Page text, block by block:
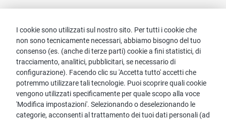
I cookie sono utilizzati sul nostro sito. Per tutti i cookie che
non sono tecnicamente necessari, abbiamo bisogno del tuo
consenso (es. (anche di terze parti) cookie a fini statistici, di
tracciamento, analitici, pubblicitari, se necessario di
configurazione). Facendo clic su 'Accetta tutto' accetti che
potremmo utilizzare tali tecnologie. Puoi scoprire quali cookie
vengono utilizzati specificamente per quale scopo alla voce
'Modifica impostazioni'. Selezionando o deselezionando le
categorie, acconsenti al trattamento dei tuoi dati personali (ad
Contattare proWIN
FAQ servizio
Avviso: